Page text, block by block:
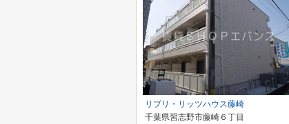
リブリ・リッツハウス藤崎
千葉県習志野市藤崎６丁目